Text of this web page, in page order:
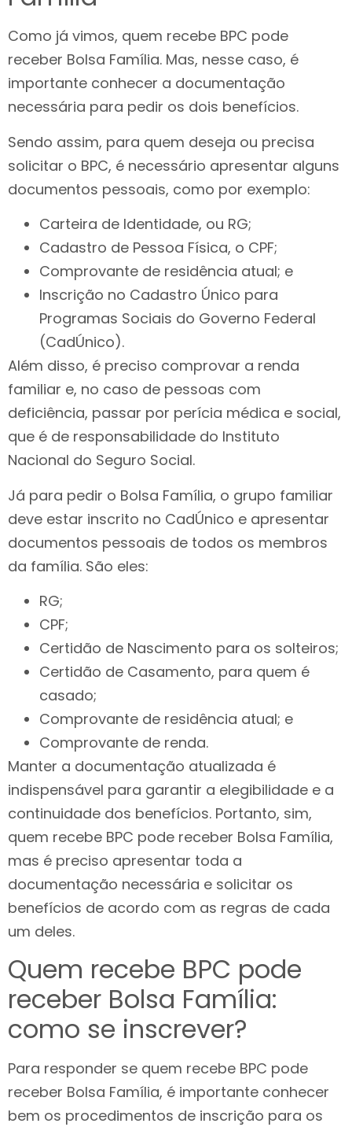
Como já vimos, quem recebe BPC pode
receber Bolsa Família. Mas, nesse caso, é
importante conhecer a documentação
necessária para pedir os dois benefícios.
Sendo assim, para quem deseja ou precisa
solicitar o BPC, é necessário apresentar alguns
documentos pessoais, como por exemplo:
Carteira de Identidade, ou RG;
Cadastro de Pessoa Física, o CPF;
Comprovante de residência atual; e
Inscrição no Cadastro Único para
Programas Sociais do Governo Federal
(CadÚnico).
Além disso, é preciso comprovar a renda
familiar e, no caso de pessoas com
deficiência, passar por perícia médica e social,
que é de responsabilidade do Instituto
Nacional do Seguro Social.
Já para pedir o Bolsa Família, o grupo familiar
deve estar inscrito no CadÚnico e apresentar
documentos pessoais de todos os membros
da família. São eles:
RG;
CPF;
Certidão de Nascimento para os solteiros;
Certidão de Casamento, para quem é
casado;
Comprovante de residência atual; e
Comprovante de renda.
Manter a documentação atualizada é
indispensável para garantir a elegibilidade e a
continuidade dos benefícios. Portanto, sim,
quem recebe BPC pode receber Bolsa Família,
mas é preciso apresentar toda a
documentação necessária e solicitar os
benefícios de acordo com as regras de cada
um deles.
Quem recebe BPC pode
receber Bolsa Família:
como se inscrever?
Para responder se quem recebe BPC pode
receber Bolsa Família, é importante conhecer
bem os procedimentos de inscrição para os